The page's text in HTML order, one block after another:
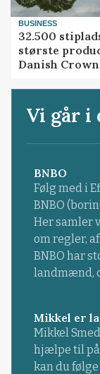
BUSINESS
32.500
største
Danish Crown
Vi går i
BNBO
Følg med i
BNBO
Her samler
om regler,
BNBO har
landmænd,
Mikkel er
Mikkel
hjælpe til på
kan du